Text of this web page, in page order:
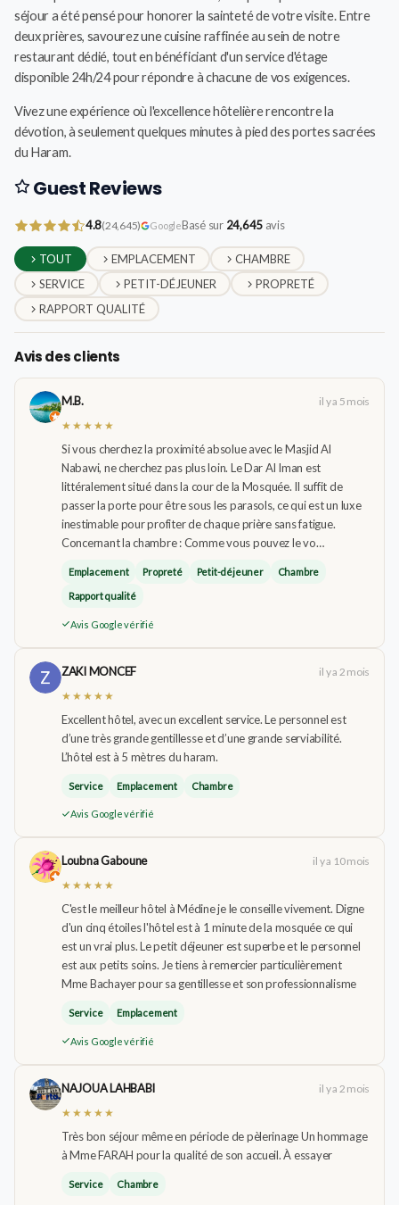
séjour a été pensé pour honorer la sainteté de votre visite. Entre
deux prières, savourez une cuisine raffinée au sein de notre
restaurant dédié, tout en bénéficiant d'un service d'étage
disponible 24h/24 pour répondre à chacune de vos exigences.
Vivez une expérience où l'excellence hôtelière rencontre la
dévotion, à seulement quelques minutes à pied des portes sacrées
du Haram.
Guest Reviews
4.8(24,645) GoogleBasé sur 24,645 avis
TOUT EMPLACEMENT
CHAMBRE
SERVICE
PETIT-DÉJEUNER
PROPRETÉ
RAPPORT QUALITÉ
Avis des clients
M.B.
il y a 5 mois
★★★★★
Si vous cherchez la proximité absolue avec le Masjid Al
Nabawi, ne cherchez pas plus loin. Le Dar Al Iman est
littéralement situé dans la cour de la Mosquée. Il suffit de
passer la porte pour être sous les parasols, ce qui est un luxe
inestimable pour profiter de chaque prière sans fatigue.
Concernant la chambre : Comme vous pouvez le vo…
Emplacement Propreté Petit-déjeuner Chambre
Rapport qualité
Avis Google vérifié
ZAKI MONCEF
il y a 2 mois
★★★★★
Excellent hôtel, avec un excellent service. Le personnel est
d’une très grande gentillesse et d’une grande serviabilité.
L’hôtel est à 5 mètres du haram.
Service Emplacement Chambre
Avis Google vérifié
Loubna Gaboune
il y a 10 mois
★★★★★
C'est le meilleur hôtel à Médine je le conseille vivement. Digne
d'un cinq étoiles l'hôtel est à 1 minute de la mosquée ce qui
est un vrai plus. Le petit déjeuner est superbe et le personnel
est aux petits soins. Je tiens à remercier particulièrement
Mme Bachayer pour sa gentillesse et son professionnalisme
Service Emplacement
Avis Google vérifié
NAJOUA LAHBABI
il y a 2 mois
★★★★★
Très bon séjour même en période de pèlerinage Un hommage
à Mme FARAH pour la qualité de son accueil. À essayer
Service Chambre